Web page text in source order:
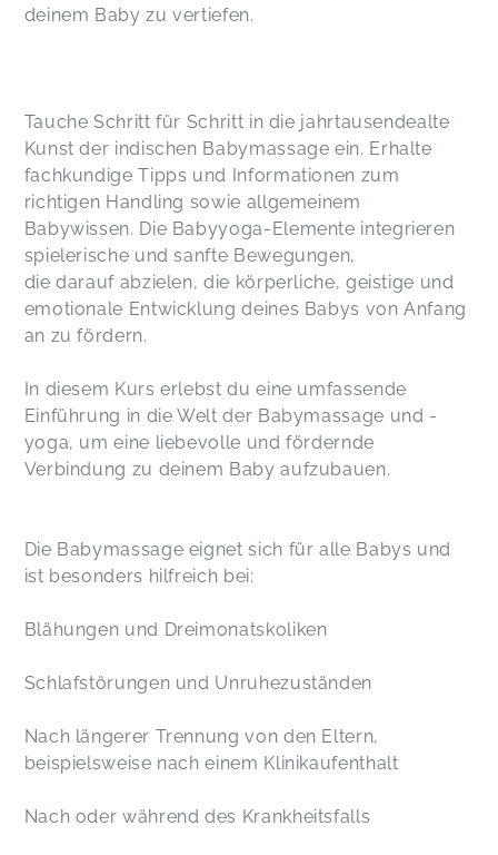
deinem Baby zu vertiefen.
Tauche Schritt für Schritt in die jahrtausendealte
Kunst der indischen Babymassage ein. Erhalte
fachkundige Tipps und Informationen zum
richtigen Handling sowie allgemeinem
Babywissen. Die Babyyoga-Elemente integrieren
spielerische und sanfte Bewegungen,
die darauf abzielen, die körperliche, geistige und
emotionale Entwicklung deines Babys von Anfang
an zu fördern.
In diesem Kurs erlebst du eine umfassende
Einführung in die Welt der Babymassage und -
yoga, um eine liebevolle und fördernde
Verbindung zu deinem Baby aufzubauen.
Die Babymassage eignet sich für alle Babys und
ist besonders hilfreich bei:
​Blähungen und Dreimonatskoliken
Schlafstörungen und Unruhezuständen
Nach längerer Trennung von den Eltern,
beispielsweise nach einem Klinikaufenthalt
Nach oder während des Krankheitsfalls